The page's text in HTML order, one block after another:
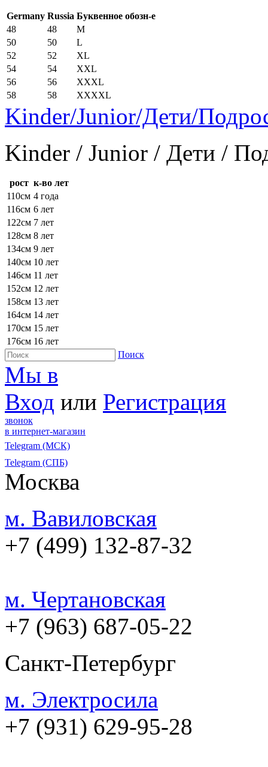
Germany Russia Буквенное обозн-е
48
48
M
50
50
L
52
52
XL
54
54
XXL
56
56
XXXL
58
58 XXXXL
Kinder/Junior/Дети/
Kinder / Junior / Дети /
рост к-во лет
110см 4 года
116см 6 лет
122см 7 лет
128см 8 лет
134см 9 лет
140см 10 лет
146см 11 лет
152см 12 лет
158см 13 лет
164см 14 лет
170см 15 лет
176см 16 лет
Поиск
Мы в
Вход или Регистрация
звонок
в интернет-магазин
Telegram (МСК)
Telegram (СПБ)
Москва
м. Вавиловская
+7 (499) 132-87-32
м. Чертановская
+7 (963) 687-05-22
Санкт-Петербург
м. Электросила
+7 (931) 629-95-28